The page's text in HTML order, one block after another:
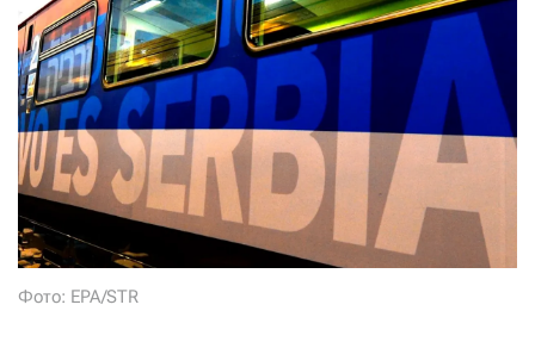
Фото: EPA/STR
СТАТЬ СОУЧАСТНИКОМ
ПОДЕЛИТЬСЯ С ДРУЗЬЯМИ
Если у вас есть вопросы, пишите donate@novayagazeta.ru
звоните:
+7 (929) 612-03-68